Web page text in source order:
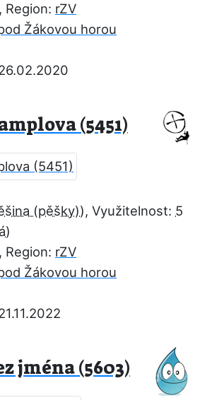
, Region: rZV
Žákovou horou
(5451)
, Využitelnost: 5
, Region: rZV
Žákovou horou
jména (5603)